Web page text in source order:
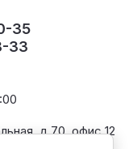
35
33
д.70, офис 12